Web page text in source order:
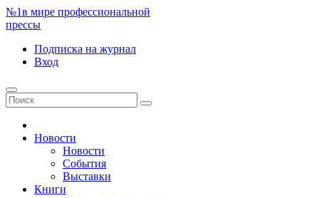
№1в мире профессиональной
прессы
Подписка на журнал
Вход
Новости
Новости
События
Выставки
Книги